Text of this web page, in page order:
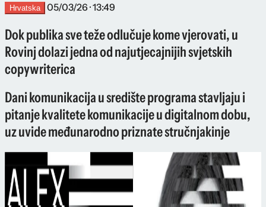
Hrvatska 05/03/26 · 13:49
Dok publika sve teže odlučuje kome vjerovati, u
Rovinj dolazi jedna od najutjecajnijih svjetskih
copywriterica
Dani komunikacija u središte programa stavljaju i
pitanje kvalitete komunikacije u digitalnom dobu,
uz uvide međunarodno priznate stručnjakinje